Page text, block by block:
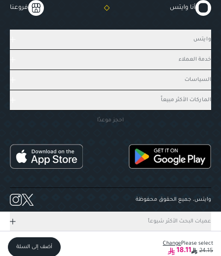
Please select
Change
24.15
18.11 أضف إلى السلة
أنا وايتس فروعنا
وايتس
خدمة العملاء
السياسات
الماركات الأكثر مبيعاً
احجز موعدًا
وايتس، جميع الحقوق محفوظة
عميات البحث الأكثر شيوعاً